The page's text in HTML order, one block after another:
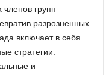
групп
разрозненных
включает в себя
стратегии.
и